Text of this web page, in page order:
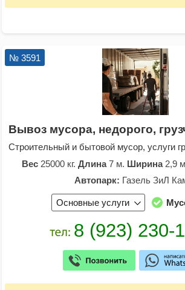
№ 3591
Вывоз мусора, недорого,
Строительный и бытовой мусор, услуги
Вес25000 кг. Длина7 м. Ширина2,9
Автопарк: Газель ЗиЛ
Основные услуги